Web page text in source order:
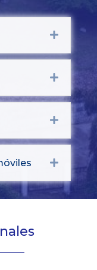
Expand
Expand
Expand
Expand